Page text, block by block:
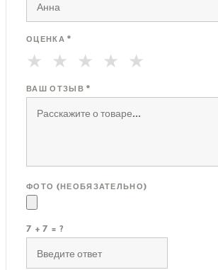
ОЦЕНКА *
★ ★ ★ ★ ★
ВАШ ОТЗЫВ *
ФОТО (НЕОБЯЗАТЕЛЬНО)
7 + 7 = ?